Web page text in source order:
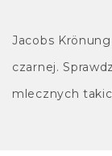
Jacobs
czarnej.
mlecznych